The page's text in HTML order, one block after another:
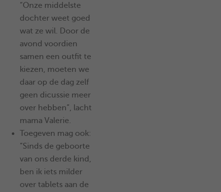
“Onze middelste
dochter weet goed
wat ze wil. Door de
avond voordien
samen een outfit te
kiezen, moeten we
daar op de dag zelf
geen dicussie meer
over hebben”, lacht
mama Valerie.
Toegeven mag ook:
“Sinds de geboorte
van ons derde kind,
ben ik iets milder
over tablets aan de